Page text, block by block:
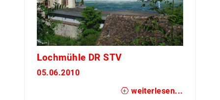
Lochmühle DR STV
05.06.2010
weiterlesen...